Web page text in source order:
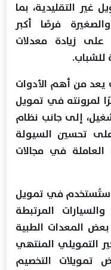
غير التقليدية، بما
فرصًا أكبر
على زيادة معدلات
للشباب.
يعد من أهم الأدوات
لمرونته في تمويل
إلى جانب نظام
تحسين السيولة
العاملة في مجالات
ستُستخدم في تمويل
المرتبطة
بعض المعدات الطبية
التمويلي المنتهي
تمويلات التخصيم